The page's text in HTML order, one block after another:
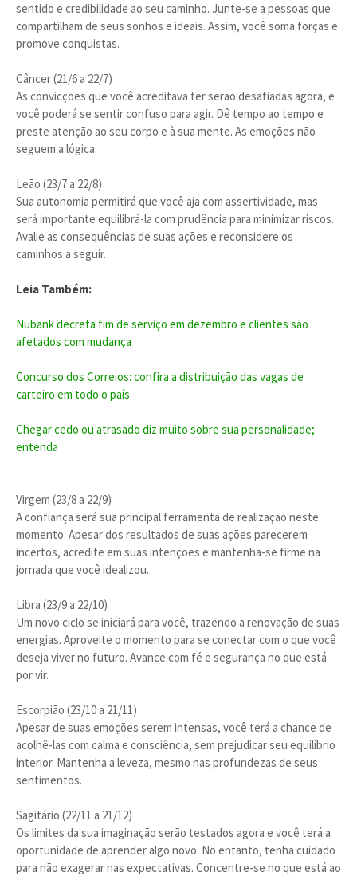
sentido e credibilidade ao seu caminho. Junte-se a pessoas que
compartilham de seus sonhos e ideais. Assim, você soma forças e
promove conquistas.
Câncer (21/6 a 22/7)
As convicções que você acreditava ter serão desafiadas agora, e
você poderá se sentir confuso para agir. Dê tempo ao tempo e
preste atenção ao seu corpo e à sua mente. As emoções não
seguem a lógica.
Leão (23/7 a 22/8)
Sua autonomia permitirá que você aja com assertividade, mas
será importante equilibrá-la com prudência para minimizar riscos.
Avalie as consequências de suas ações e reconsidere os
caminhos a seguir.
Leia Também:
Nubank decreta fim de serviço em dezembro e clientes são
afetados com mudança
Concurso dos Correios: confira a distribuição das vagas de
carteiro em todo o país
Chegar cedo ou atrasado diz muito sobre sua personalidade;
entenda
Virgem (23/8 a 22/9)
A confiança será sua principal ferramenta de realização neste
momento. Apesar dos resultados de suas ações parecerem
incertos, acredite em suas intenções e mantenha-se firme na
jornada que você idealizou.
Libra (23/9 a 22/10)
Um novo ciclo se iniciará para você, trazendo a renovação de suas
energias. Aproveite o momento para se conectar com o que você
deseja viver no futuro. Avance com fé e segurança no que está
por vir.
Escorpião (23/10 a 21/11)
Apesar de suas emoções serem intensas, você terá a chance de
acolhê-las com calma e consciência, sem prejudicar seu equilíbrio
interior. Mantenha a leveza, mesmo nas profundezas de seus
sentimentos.
Sagitário (22/11 a 21/12)
Os limites da sua imaginação serão testados agora e você terá a
oportunidade de aprender algo novo. No entanto, tenha cuidado
para não exagerar nas expectativas. Concentre-se no que está ao